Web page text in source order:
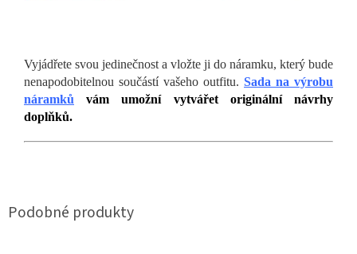
Vyjádřete svou jedinečnost a vložte ji do náramku, který bude
nenapodobitelnou součástí vašeho outfitu. Sada na výrobu
náramků vám umožní vytvářet originální návrhy
doplňků.